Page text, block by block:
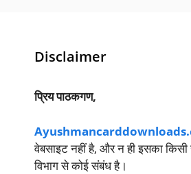
Disclaimer
प्रिय पाठकगण,
वेबसाइट नहीं है, और न ही इसका किसी
विभाग से कोई संबंध है।